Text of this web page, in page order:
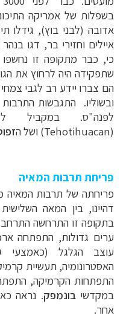
בשפלות של אמריקה
אדובה (לבני בוץ), גידלו
איילים וחזירי בר, דגו
כי, כבר מתקופה זו נחשפו
שתפקידה היה לרחוץ את
הם צברו יידע רב לגבי
ובשוליו.
לפנה"ס.
(
Tehotihuacan) ושל ה
פריחת תרבות המאיה
פריחתה של תרבות המאיה
דהיינו, בין המאה
בתקופה זו התרחשה
ערים גדולות, התפתחה
עוצב הגלגל (כאמצעי
האסטרונומיה, תעשיית
התפתחות הקרמיקה,
במקדשיבונמפק. נראה
אחר.
מסלולים מוכנים ב-11
המתאים לכם »
מעטפת
לחצו למידע נוסף »
מערכת ניווט
להסבר על השירות »